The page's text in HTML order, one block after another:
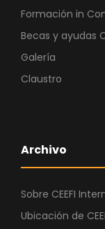
Formación in
Becas y ayudas
Galería
Claustro
Archivo
Sobre CEEFI
Ubicación de